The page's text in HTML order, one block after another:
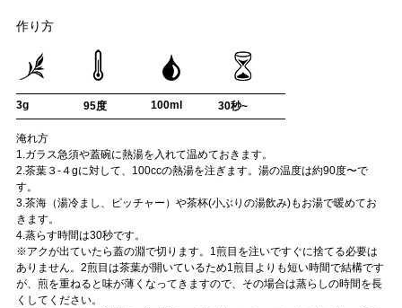
作り方
3g 95度 100ml 30秒~
淹れ方
1.ガラス急須や蓋碗に熱湯を入れて温めておきます。
2.茶葉３-４gに対して、100ccの熱湯を注ぎます。湯の温度は約90度〜で
す。
3.茶海（湯冷まし、ピッチャー）や茶杯(小ぶりの湯飲み)もお湯で暖めてお
きます。
4.蒸らす時間は30秒です。
※アクが出ていたら蓋の淵で切ります。1煎目を注いですぐに捨てる必要は
ありません。2煎目は茶葉が開いているため1煎目よりも短い時間で結構です
が、煎を重ねると味が薄くなってきますので、その場合は蒸らしの時間を長
くしてください。